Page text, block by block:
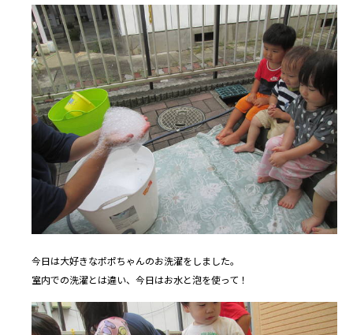
今日は大好きなポポちゃんのお洗濯をしました。
室内での洗濯とは違い、今日はお水と泡を使って！